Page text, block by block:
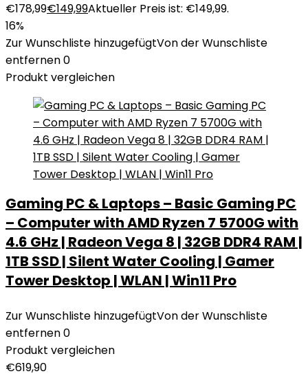
€178,99€149,99Aktueller Preis ist: €149,99.
16%
Zur Wunschliste hinzugefügtVon der Wunschliste
entfernen0
Produkt vergleichen
Gaming PC & Laptops – Basic Gaming PC
– Computer with AMD Ryzen 7 5700G with
4.6 GHz | Radeon Vega 8 | 32GB DDR4 RAM |
1TB SSD | Silent Water Cooling | Gamer
Tower Desktop | WLAN | Win11 Pro
Zur Wunschliste hinzugefügtVon der Wunschliste
entfernen0
Produkt vergleichen
€619,90